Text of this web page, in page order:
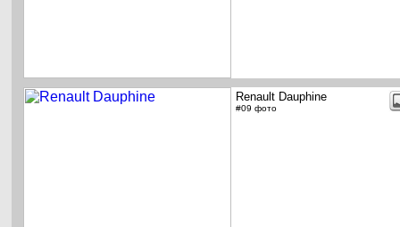
Renault Dauphine
#09 фото